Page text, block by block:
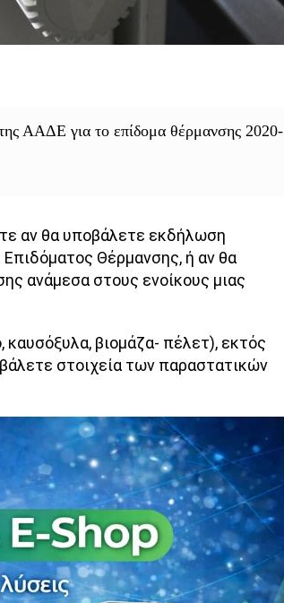
ΑΑΔΕ για το επίδομα θέρμανσης 2020-
αν θα υποβάλετε εκδήλωση
Θέρμανσης, ή αν θα
ανάμεσα στους ενοίκους μιας
καυσόξυλα, βιομάζα- πέλετ), εκτός
στοιχεία των παραστατικών